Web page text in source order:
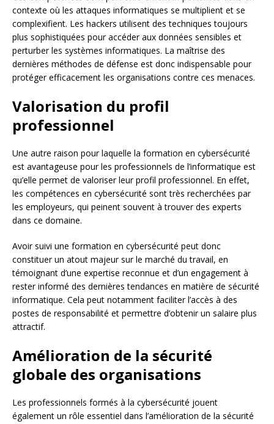
contexte où les attaques informatiques se multiplient et se
complexifient. Les hackers utilisent des techniques toujours
plus sophistiquées pour accéder aux données sensibles et
perturber les systèmes informatiques. La maîtrise des
dernières méthodes de défense est donc indispensable pour
protéger efficacement les organisations contre ces menaces.
Valorisation du profil
professionnel
Une autre raison pour laquelle la formation en cybersécurité
est avantageuse pour les professionnels de l’informatique est
qu’elle permet de valoriser leur profil professionnel. En effet,
les compétences en cybersécurité sont très recherchées par
les employeurs, qui peinent souvent à trouver des experts
dans ce domaine.
Avoir suivi une formation en cybersécurité peut donc
constituer un atout majeur sur le marché du travail, en
témoignant d’une expertise reconnue et d’un engagement à
rester informé des dernières tendances en matière de sécurité
informatique. Cela peut notamment faciliter l’accès à des
postes de responsabilité et permettre d’obtenir un salaire plus
attractif.
Amélioration de la sécurité
globale des organisations
Les professionnels formés à la cybersécurité jouent
également un rôle essentiel dans l’amélioration de la sécurité